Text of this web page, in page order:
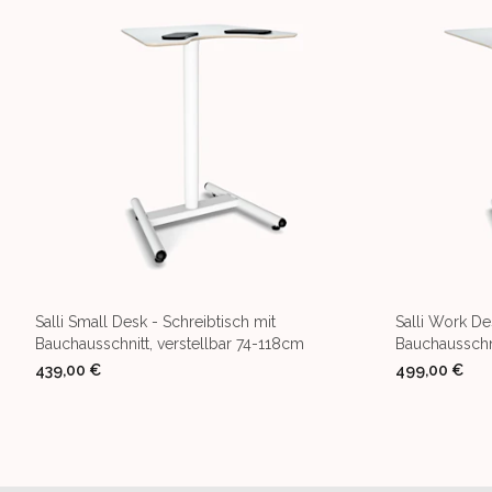
Salli Small Desk - Schreibtisch mit
Bauchausschnitt, verstellbar 74-118cm
439,00 €
Salli Work
499,00 €